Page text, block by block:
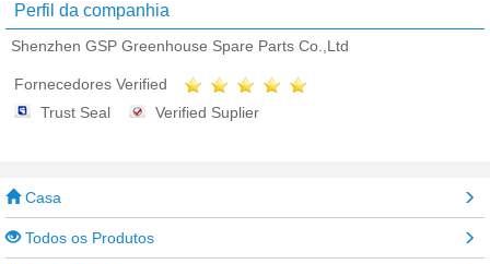
Perfil da companhia
Shenzhen GSP Greenhouse Spare Parts Co.,Ltd
Fornecedores Verified
Trust Seal
Verified Suplier
Casa
Todos os Produtos